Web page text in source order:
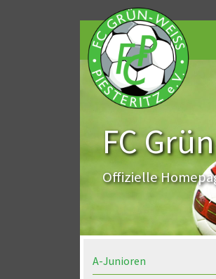
FC
Offizielle
A-Junioren